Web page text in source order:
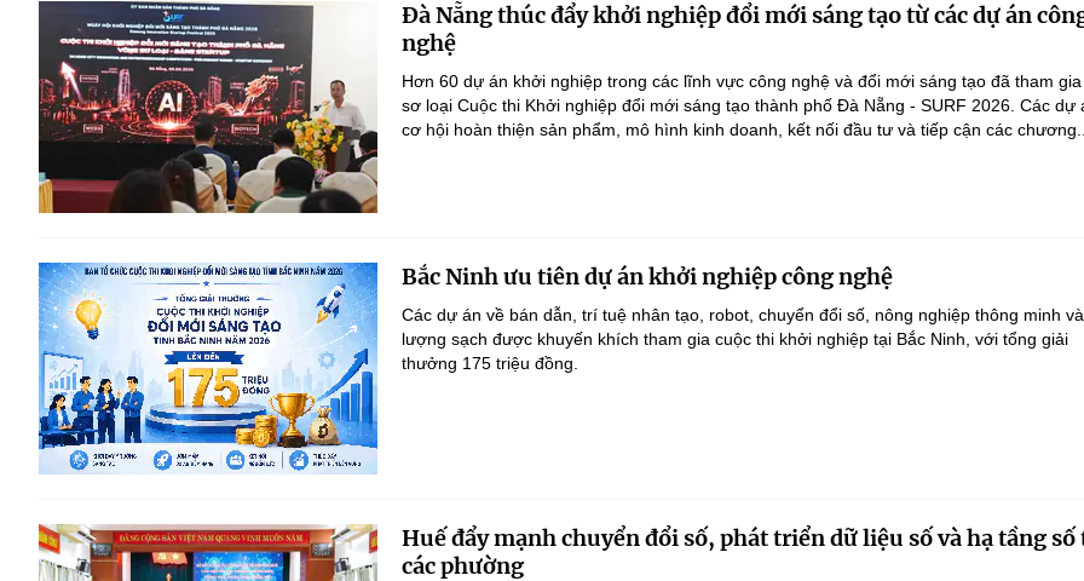
Đà Nẵng thúc đẩy khởi nghiệp đổi mới sáng tạo từ các dự án
nghệ
Hơn 60 dự án khởi nghiệp trong các lĩnh vực công nghệ và đổi mới sáng tạo đã tham gia
sơ loại Cuộc thi Khởi nghiệp đổi mới sáng tạo thành phố Đà Nẵng - SURF 2026. Các dự
cơ hội hoàn thiện sản phẩm, mô hình kinh doanh, kết nối đầu tư và tiếp cận các chương...
Bắc Ninh ưu tiên dự án khởi nghiệp công nghệ
Các dự án về bán dẫn, trí tuệ nhân tạo, robot, chuyển đổi số, nông nghiệp thông minh
lượng sạch được khuyến khích tham gia cuộc thi khởi nghiệp tại Bắc Ninh, với tổng giải
thưởng 175 triệu đồng.
Huế đẩy mạnh chuyển đổi số, phát triển dữ liệu số và hạ tầng số
các phường